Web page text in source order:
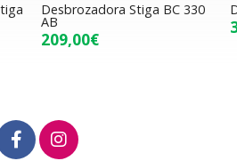
Desbrozadora Stiga BC 330
AB
209,00€